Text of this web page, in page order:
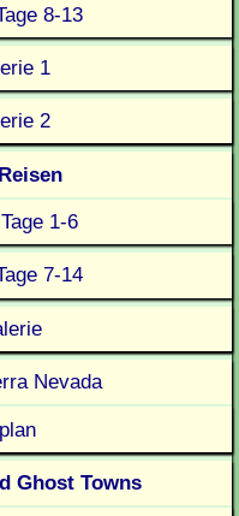
8-13
1
2
1-6
7-14
Nevada
Ghost Towns